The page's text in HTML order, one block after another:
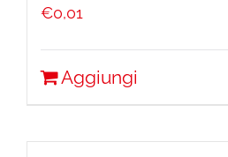
€0,01
Aggiungi